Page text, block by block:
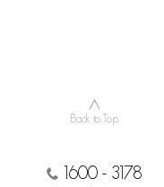
∧
Back to Top
1600 - 3178